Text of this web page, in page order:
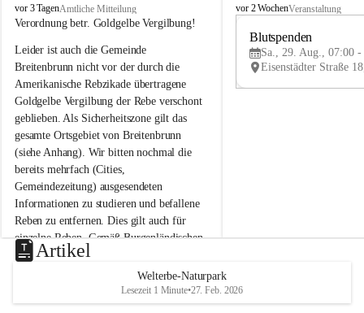
B
r
i
t
e
n
b
r
u
n
n
a
m
N
e
u
s
d
vor 3 TagenAmtliche Mitteilung
Verordnung betr. Goldgelbe Vergilbung!
Leider ist auch die Gemeinde
Breitenbrunn nicht vor der durch die
Amerikanische Rebzikade übertragene
Goldgelbe Vergilbung der Rebe verschont
geblieben. Als Sicherheitszone gilt das
gesamte Ortsgebiet von Breitenbrunn
(siehe Anhang). Wir bitten nochmal die
bereits mehrfach (Cities,
Gemeindezeitung) ausgesendeten
Informationen zu studieren und befallene
Reben zu entfernen. Dies gilt auch für
einzelne Reben. Gemäß Burgenländischen
Weinbaugesetz sind nicht gepflegte oder
unzulässige Weingärten zu roden! Bitte
helfen wir zusammen um unsere Winzer
vor den prognostizierten Ernteausfällen
B
e
u
e
d
vor 2 WochenVeranstaltung
Blutspenden
Sa., 29. Aug., 07:00 -
Artikel
Welterbe-Naturpark
Lesezeit 1 Minute•27. Feb. 2026